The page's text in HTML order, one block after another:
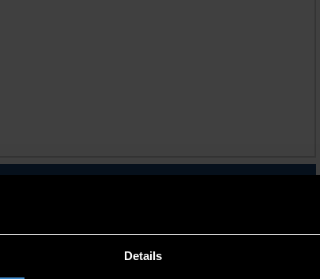
Details
NACHHALTIGE MOBILITÄT